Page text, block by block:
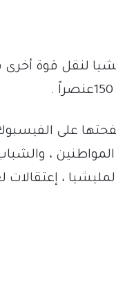
لنقل قوة أخرى
على الفيسبوك
،
، إعتقالات